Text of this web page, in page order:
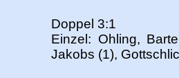
Doppel 3:1
Einzel: Ohling,
Jakobs (1),